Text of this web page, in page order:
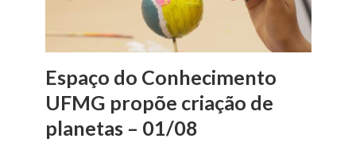
Espaço do Conhecimento
UFMG propõe criação de
planetas – 01/08